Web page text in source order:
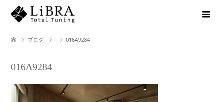
ブログ 016A9284
016A9284